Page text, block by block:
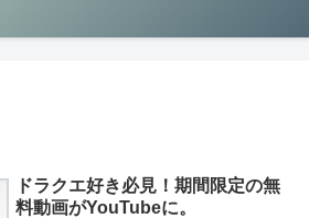
ドラクエ好き必見！期間限定の無
料動画がYouTubeに。